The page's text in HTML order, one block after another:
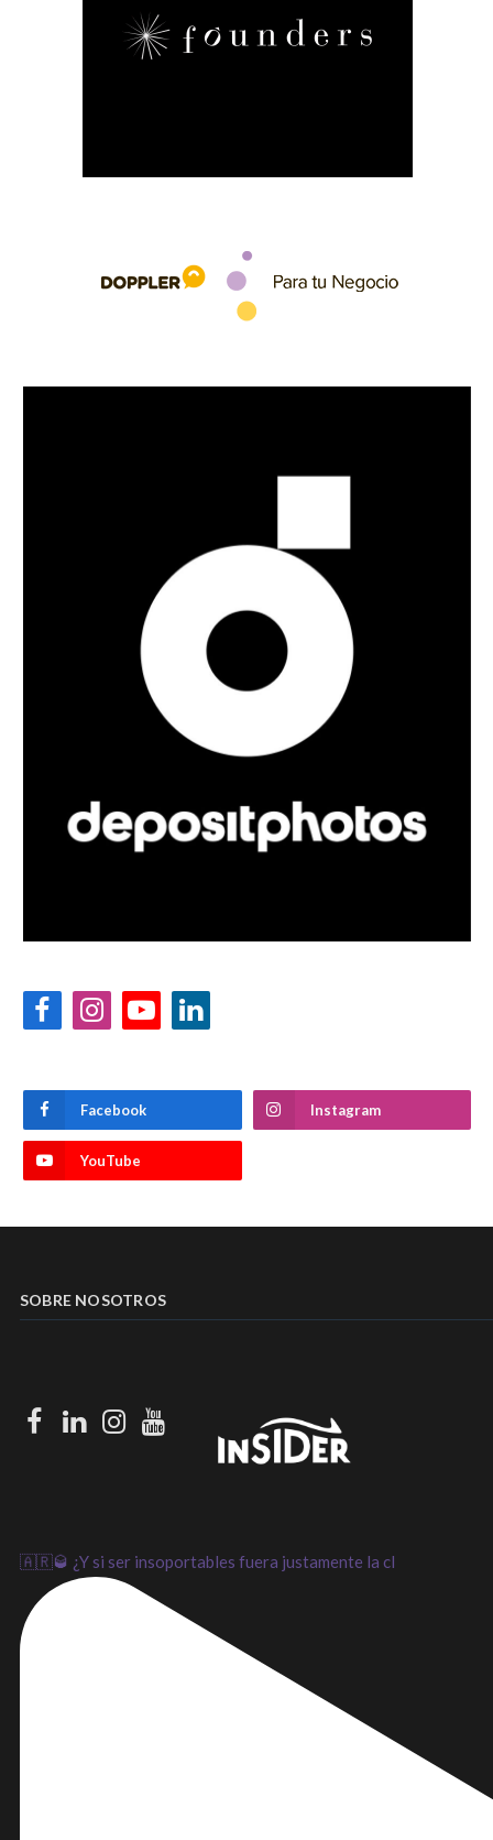
FacebookInstagramYouTubeLinkedIn
Facebook Instagram
YouTube
SOBRE NOSOTROS
Facebook
LinkedIn
Instagram
Youtube
🇦🇷🥃 ¿Y si ser insoportables fuera justamente la cl